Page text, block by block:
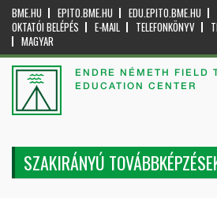
BME.HU EPITO.BME.HU EDU.EPITO.BME.HU
OKTATÓI BELÉPÉS
E-MAIL TELEFONKÖNYV
MAGYAR
ENDRE NÉMETH FIELD
EDUCATION CENTER
SZAKIRÁNYÚ